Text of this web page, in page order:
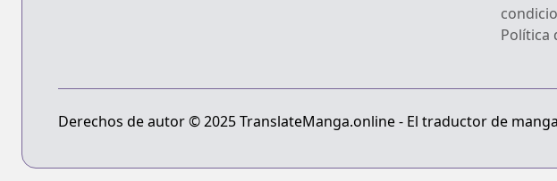
Política
Derechos de autor © 2025 TranslateManga.online - El traductor de